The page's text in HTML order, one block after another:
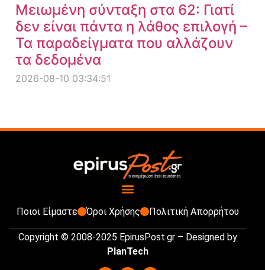
Μειωμένη σύνταξη στα 62: Γιατί
δεν είναι πάντα η λάθος επιλογή –
Τα παραδείγματα που αλλάζουν
τα δεδομένα
2026-08-10 03:34:51
Ποιοι Είμαστε Όροι Χρήσης Πολιτική Απορρήτου
Copyright © 2008-2025 EpirusPost.gr – Designed by
PlanTech